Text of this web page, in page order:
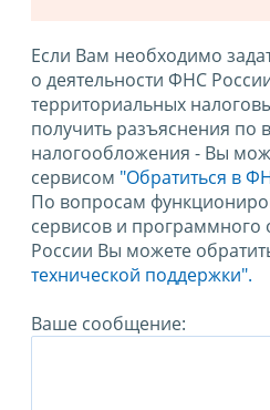
Если Вам необходимо
о деятельности ФНС
территориальных
получить разъяснения по
налогообложения - Вы
сервисом "Обратиться в
По вопросам
сервисов и
России Вы можете
технической поддержки".
Ваше сообщение: